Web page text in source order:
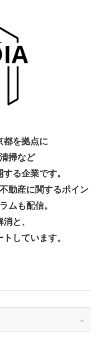
都を拠点に
掃など
る企業です。
動産に関するポイン
ムも配信。
と、
しています。